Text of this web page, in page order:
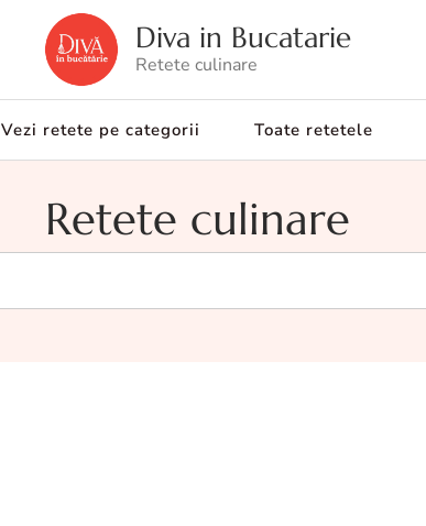
Diva in Bucatarie
Retete culinare
Vezi retete pe categorii Toate retetele
Retete culinare